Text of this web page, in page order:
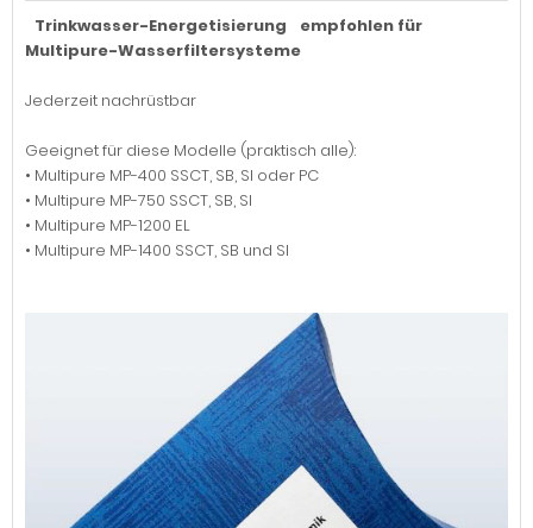
Trinkwasser-Energetisierung empfohlen für
Multipure-Wasserfiltersysteme
Jederzeit nachrüstbar
Geeignet für diese Modelle (praktisch alle):
• Multipure MP-400 SSCT, SB, SI oder PC
• Multipure MP-750 SSCT, SB, SI
• Multipure MP-1200 EL
• Multipure MP-1400 SSCT, SB und SI